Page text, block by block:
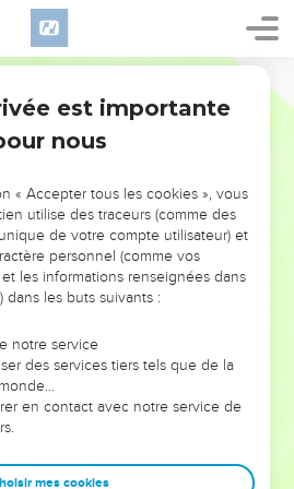
PAS L’ÉVÉNEMENT
L’ANNÉE !
POUVAIENT VOUS ÉVITER LES
VOTRES ?
on voit moins les doutes, les erreurs
ont traversés, alors même que ce
qui les ont façonnés.
entrepreneurs, et responsables
de sagesse afin que leurs erreurs
est importante
nous
« Accepter tous les cookies », vous
utilise des traceurs (comme des
de votre compte utilisateur) et
personnel (comme vos
les informations renseignées dans
les buts suivants :
notre service
des services tiers tels que de la
en contact avec notre service de
mes cookies